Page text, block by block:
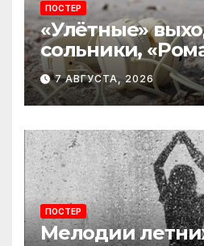
ПОСТЕР
«Улётные»
сольники,
7 АВГУСТА, 2026
ПОСТЕР
Мелодии